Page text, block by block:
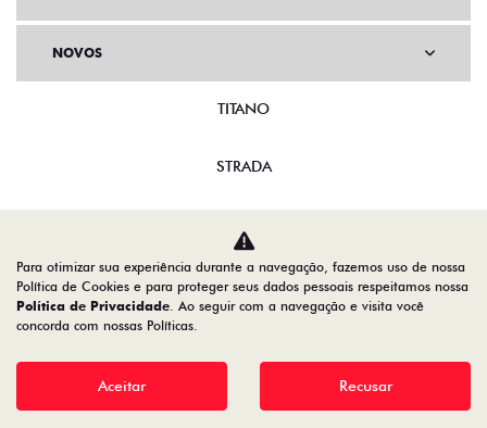
NOVOS
TITANO
STRADA
FASTBACK HYBRID
Para otimizar sua experiência durante a navegação, fazemos uso de nossa
Política de Cookies e para proteger seus dados pessoais respeitamos nossa
Política de Privacidade. Ao seguir com a navegação e visita você
concorda com nossas Políticas.
Aceitar Recusar